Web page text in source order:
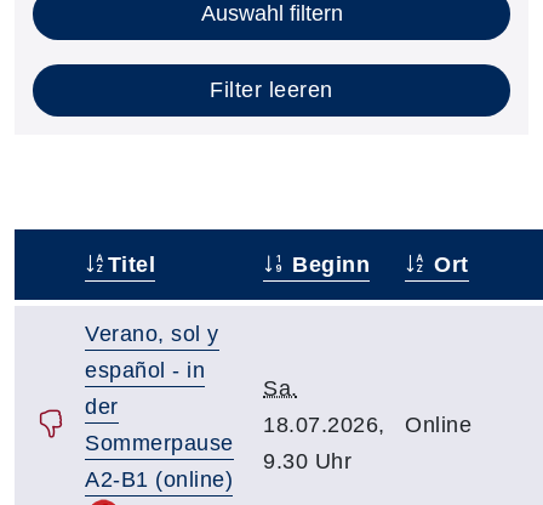
Auswahl filtern
Filter leeren
Titel Beginn Ort
Verano, sol y
español - in
der
Sommerpause
A2-B1 (online)
Sa.
18.07.2026,
9.30 Uhr
Online